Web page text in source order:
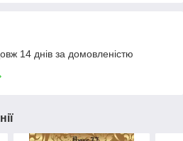
14 днів за домовленістю